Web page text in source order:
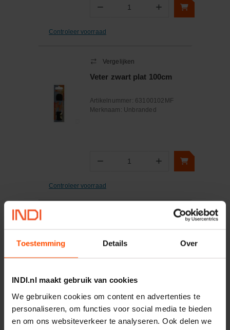
Toestemming Details Over
INDI.nl maakt gebruik van cookies
We gebruiken cookies om content en advertenties te
personaliseren, om functies voor social media te bieden
en om ons websiteverkeer te analyseren. Ook delen we
− Aantal +
Controleer voorraad
Vergelijken
Veter zwart plat 100cm
Artikelnummer: 63100102MF
Merknaam: Unbranded
− Aantal +
Controleer voorraad
Inlegzool Premium maat 39
− Aantal +